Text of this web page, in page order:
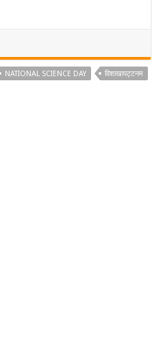
NATIONAL SCIENCE DAY
विशाखापट्टनम